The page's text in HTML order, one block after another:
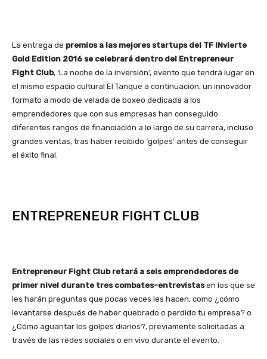
La entrega de premios a las mejores startups del TF INvierte
Gold Edition 2016 se celebrará dentro del Entrepreneur
Fight Club, ‘La noche de la inversión’, evento que tendrá lugar en
el mismo espacio cultural El Tanque a continuación, un innovador
formato a modo de velada de boxeo dedicada a los
emprendedores que con sus empresas han conseguido
diferentes rangos de financiación a lo largo de su carrera, incluso
grandes ventas, tras haber recibido ‘golpes’ antes de conseguir
el éxito final.
ENTREPRENEUR FIGHT CLUB
Entrepreneur Fight Club retará a seis emprendedores de
primer nivel durante tres combates-entrevistasen los que se
les harán preguntas que pocas veces les hacen, como ¿cómo
levantarse después de haber quebrado o perdido tu empresa? o
¿Cómo aguantar los golpes diarios?, previamente solicitadas a
través de las redes sociales o en vivo durante el evento.